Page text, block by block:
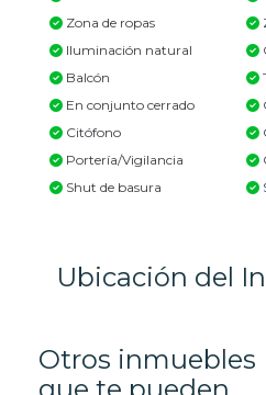
Zona de ropas
Iluminación natural
Balcón
En conjunto cerrado
Citófono
Portería/Vigilancia
Shut de basura
Ubicación del
Otros inmuebles